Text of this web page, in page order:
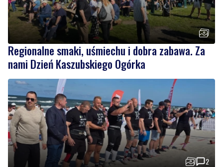
Regionalne smaki, uśmiechu i dobra zabawa. Za
nami Dzień Kaszubskiego Ogórka
2